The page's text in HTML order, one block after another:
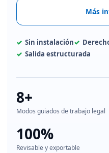
Más
Sin instalación
Salida estructurada
8+
Modos guiados de trabajo legal
100%
Revisable y exportable